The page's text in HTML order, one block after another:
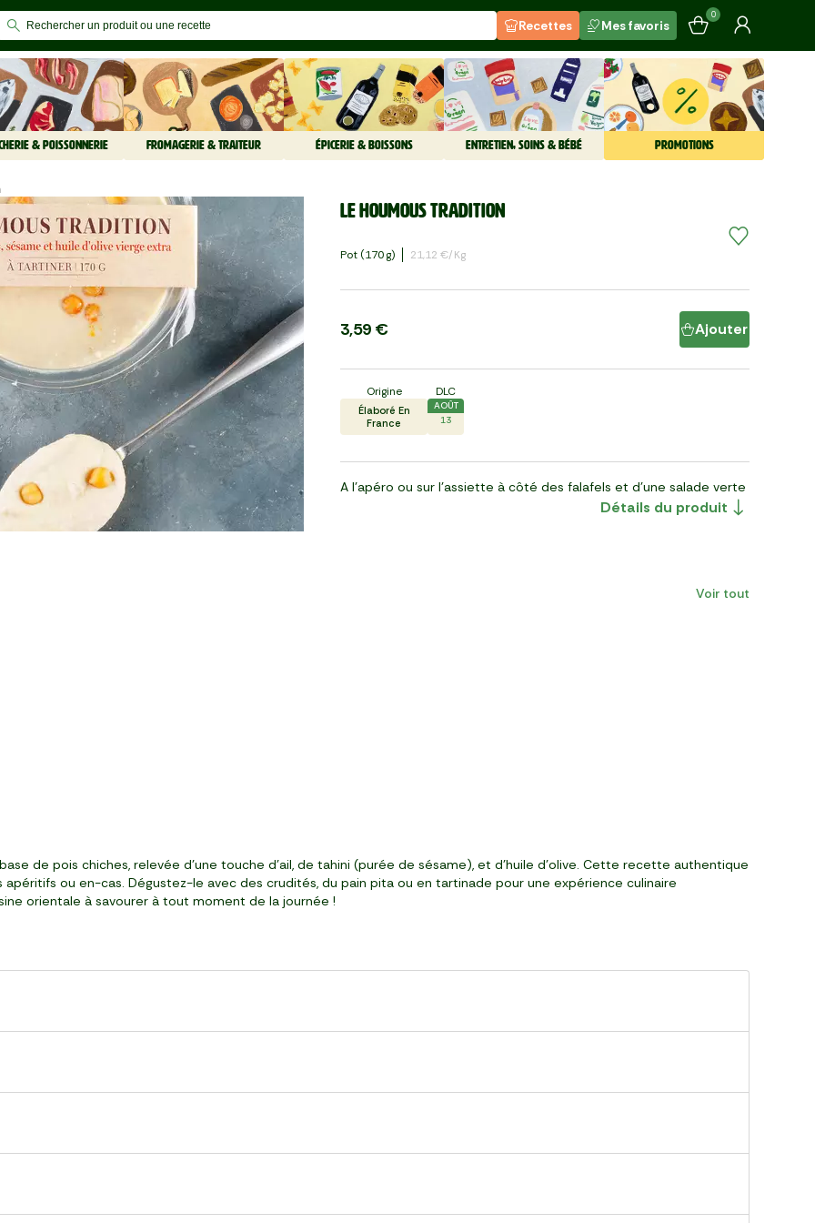
Recettes Mes favoris
0
& POISSONNERIE FROMAGERIE & TRAITEUR ÉPICERIE & BOISSONS ENTRETIEN, SOINS & BÉBÉ PROMOTIONS
Le Houmous tradition
Pot (170 G) 21,12 €/kg
3,59 € Ajouter
Origine
Élaboré En
France
DLC
AOÛT
13
A l'apéro ou sur l'assiette à côté des falafels et d'une salade verte
Détails du produit
Voir tout
de pois chiches, relevée d'une touche d'ail, de tahini (purée de sésame), et d'huile d'olive. Cette recette authentique
ou en-cas. Dégustez-le avec des crudités, du pain pita ou en tartinade pour une expérience culinaire
orientale à savourer à tout moment de la journée !